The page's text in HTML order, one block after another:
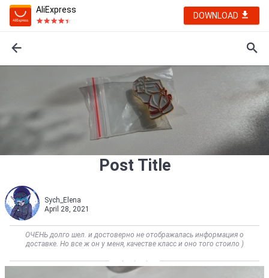
AliExpress
DOWNLOAD
Post Title
Sych_Elena
April 28, 2021
ОЧЕНЬ долго шел. и достоверно не отображалась информация о
доставке. Но все ж он у меня, качестве класс и оно того стоило )